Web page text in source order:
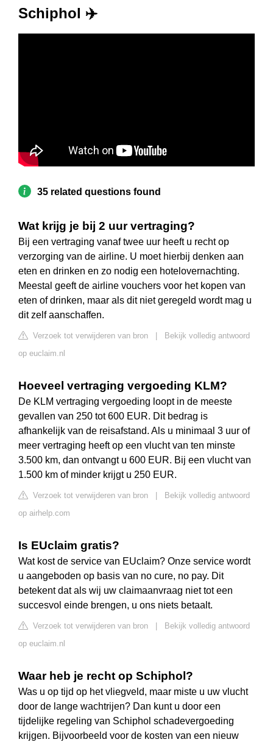
Schiphol ✈️
35 related questions found
Wat krijg je bij 2 uur vertraging?
Bij een vertraging vanaf twee uur heeft u recht op
verzorging van de airline. U moet hierbij denken aan
eten en drinken en zo nodig een hotelovernachting.
Meestal geeft de airline vouchers voor het kopen van
eten of drinken, maar als dit niet geregeld wordt mag u
dit zelf aanschaffen.
Verzoek tot verwijderen van bron
Bekijk volledig antwoord
op euclaim.nl
Hoeveel vertraging vergoeding KLM?
De KLM vertraging vergoeding loopt in de meeste
gevallen van 250 tot 600 EUR. Dit bedrag is
afhankelijk van de reisafstand. Als u minimaal 3 uur of
meer vertraging heeft op een vlucht van ten minste
3.500 km, dan ontvangt u 600 EUR. Bij een vlucht van
1.500 km of minder krijgt u 250 EUR.
Verzoek tot verwijderen van bron
Bekijk volledig antwoord
op airhelp.com
Is EUclaim gratis?
Wat kost de service van EUclaim? Onze service wordt
u aangeboden op basis van no cure, no pay. Dit
betekent dat als wij uw claimaanvraag niet tot een
succesvol einde brengen, u ons niets betaalt.
Verzoek tot verwijderen van bron
Bekijk volledig antwoord
op euclaim.nl
Waar heb je recht op Schiphol?
Was u op tijd op het vliegveld, maar miste u uw vlucht
door de lange wachtrijen? Dan kunt u door een
tijdelijke regeling van Schiphol schadevergoeding
krijgen. Bijvoorbeeld voor de kosten van een nieuw